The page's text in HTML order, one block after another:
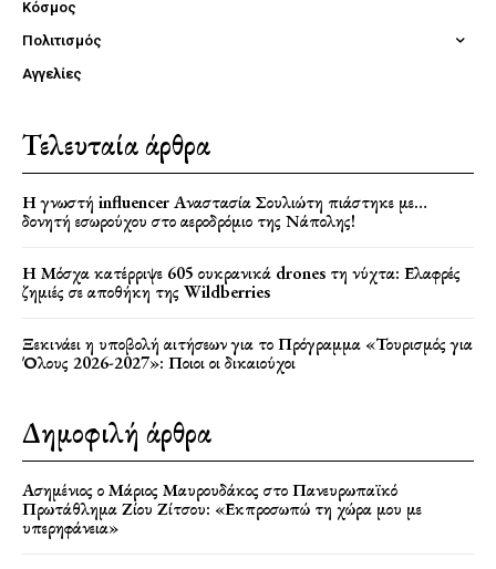
Κόσμος
Πολιτισμός
Αγγελίες
Τελευταία άρθρα
Η γνωστή influencer Αναστασία Σουλιώτη πιάστηκε με…
δονητή εσωρούχου στο αεροδρόμιο της Νάπολης!
Η Μόσχα κατέρριψε 605 ουκρανικά drones τη νύχτα: Ελαφρές
ζημιές σε αποθήκη της Wildberries
Ξεκινάει η υποβολή αιτήσεων για το Πρόγραμμα «Τουρισμός για
Όλους 2026-2027»: Ποιοι οι δικαιούχοι
Δημοφιλή άρθρα
Ασημένιος ο Μάριος Μαυρουδάκος στο Πανευρωπαϊκό
Πρωτάθλημα Ζίου Ζίτσου: «Εκπροσωπώ τη χώρα μου με
υπερηφάνεια»